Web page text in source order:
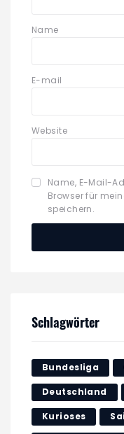
Name
E-mail
Website
Name, E-Mail-
Browser für
speichern.
Schlagwörter
Bundesliga
Deutschland
Kurioses